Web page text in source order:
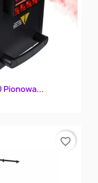
Pionowa...
favorite_border